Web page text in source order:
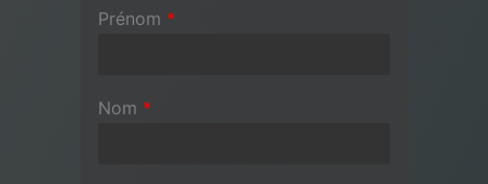
Prénom *
Nom *